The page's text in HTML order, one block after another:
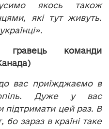
якось також
які тут живуть.
команди
вас приїжджаємо в
Дуже у вас
підтримати цей раз. В
зараз в країні таке